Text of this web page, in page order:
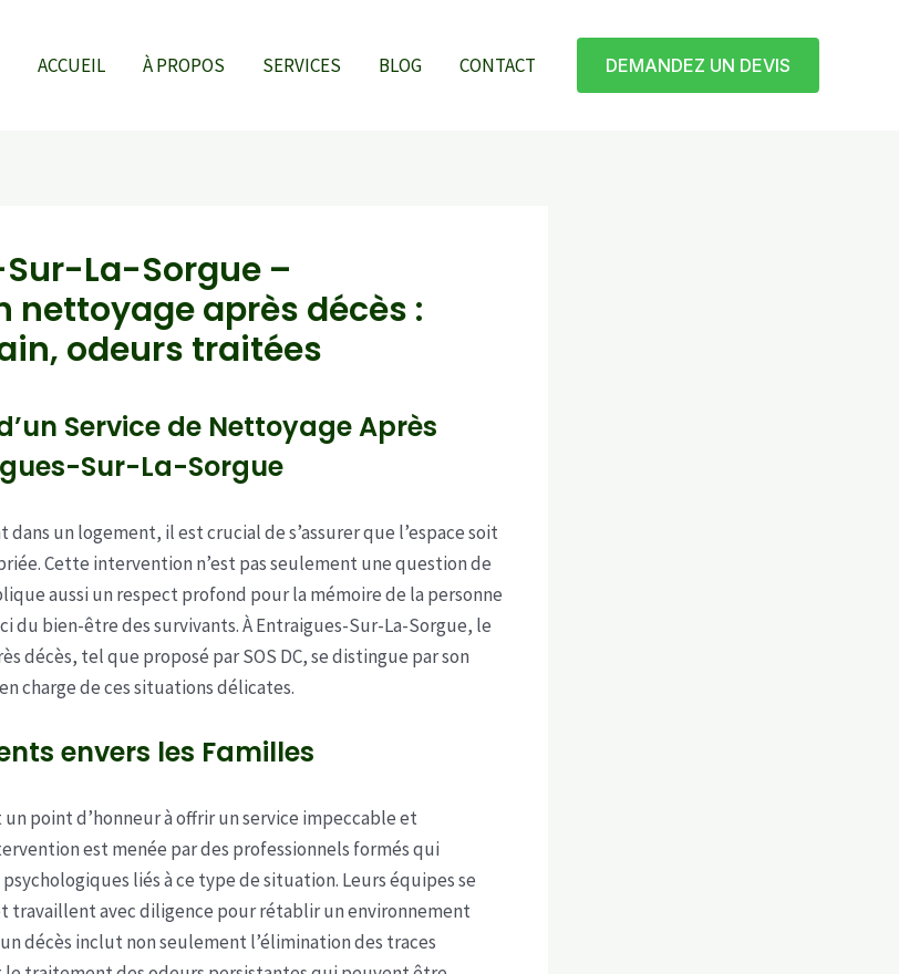
ACCUEIL À PROPOS SERVICES BLOG CONTACT DEMANDEZ UN DEVIS
La-Sorgue –
nettoyage après décès :
odeurs traitées
Service de Nettoyage Après
Sur-La-Sorgue
dans un logement, il est crucial de s’assurer que l’espace soit
Cette intervention n’est pas seulement une question de
aussi un respect profond pour la mémoire de la personne
du bien-être des survivants. À Entraigues-Sur-La-Sorgue, le
décès, tel que proposé par SOS DC, se distingue par son
charge de ces situations délicates.
envers les Familles
un point d’honneur à offrir un service impeccable et
est menée par des professionnels formés qui
liés à ce type de situation. Leurs équipes se
travaillent avec diligence pour rétablir un environnement
décès inclut non seulement l’élimination des traces